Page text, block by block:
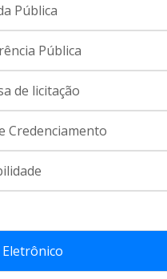
Pública
Pública
de licitação
Credenciamento